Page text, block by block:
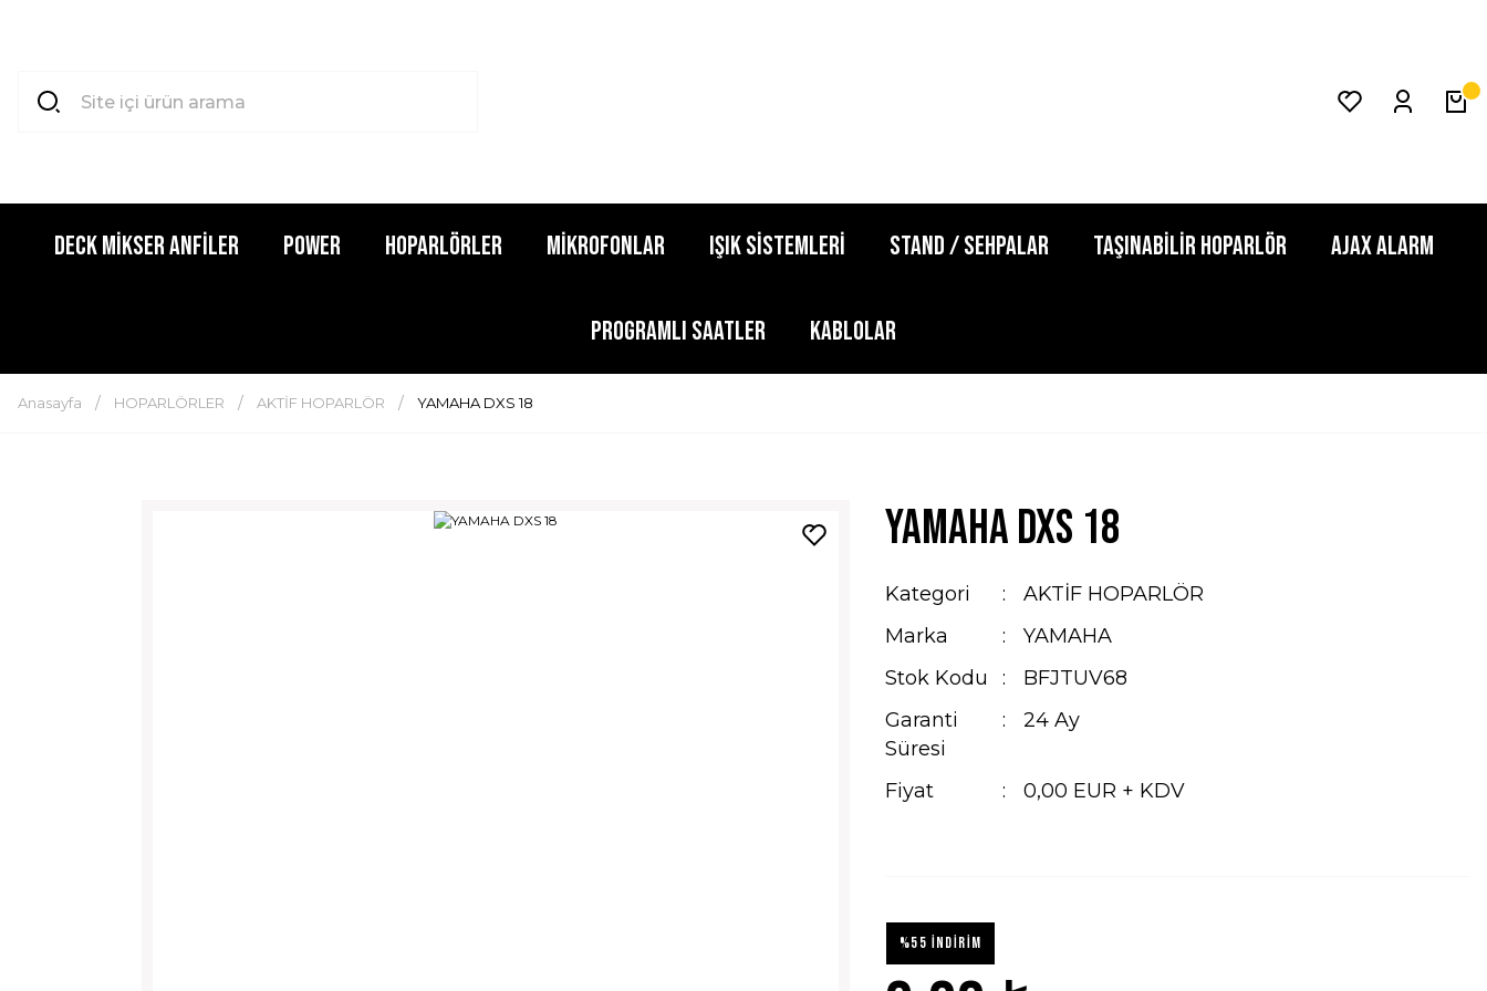
DECK MİKSER ANFİLER POWER HOPARLÖRLER MİKROFONLAR IŞIK SİSTEMLERİ STAND / SEHPALAR TAŞINABİLİR HOPARLÖR AJAX ALARM
PROGRAMLI SAATLER KABLOLAR
Anasayfa HOPARLÖRLER AKTİF HOPARLÖR YAMAHA DXS 18
YAMAHA DXS 18
Kategori
AKTİF HOPARLÖR
Marka
YAMAHA
Stok Kodu
BFJTUV68
Garanti
Süresi
24 Ay
Fiyat 0,00 EUR + KDV
%55 İNDİRİM